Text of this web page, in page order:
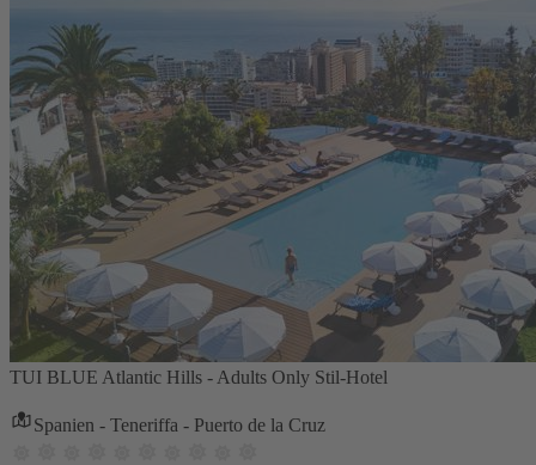
TUI BLUE Atlantic Hills - Adults Only Stil-Hotel
Spanien - Teneriffa - Puerto de la Cruz